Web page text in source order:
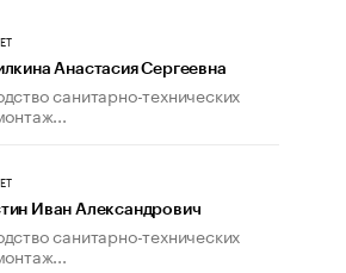
Анастасия Сергеевна
санитарно-технических
Иван Александрович
санитарно-технических